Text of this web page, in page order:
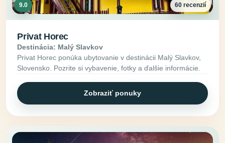
9.0 60 recenzií
Privat Horec
Destinácia: Malý Slavkov
Privat Horec ponúka ubytovanie v destinácii Malý Slavkov,
Slovensko. Pozrite si vybavenie, fotky a ďalšie informácie.
Zobraziť ponuky